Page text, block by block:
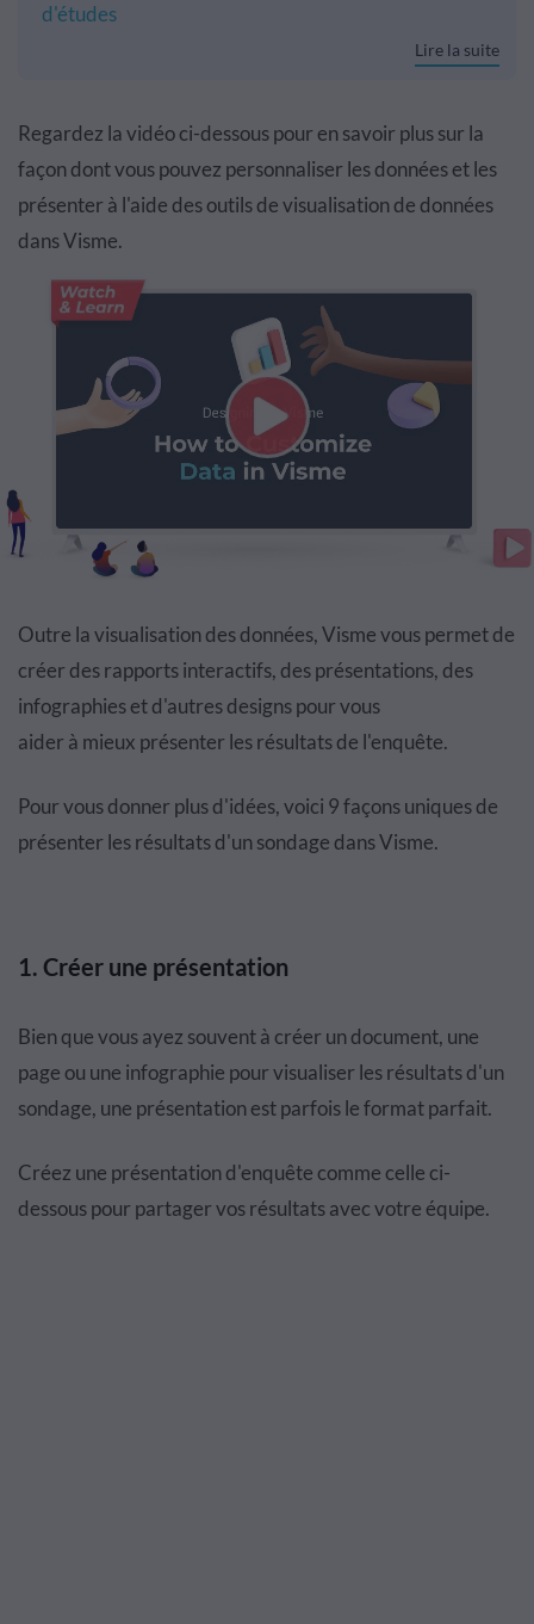
d'études
Lire la suite
Regardez la vidéo ci-dessous pour en savoir plus sur la
façondont vous pouvez personnaliser les données etles
présenter à l'aide des outils de visualisation de données
dansVisme.
Outre la visualisation des données, Visme vous permet de
créer des rapports interactifs, des présentations, des
infographies et d'autres designspour vous
aider à mieux présenter les résultats de l'enquête.
Pour vous donner plus d'idées, voici 9 façons uniques de
présenter les résultats d'un sondage dans Visme.
1. Créer une présentation
Bien que vous ayez souventà créer un document, une
page ou une infographie pour visualiser les résultats d'un
sondage, une présentation est parfois le format parfait.
Créez une présentation d'enquête comme celle ci-
dessous pour partager vos résultats avec votre équipe.